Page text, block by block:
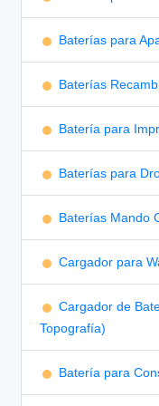
Baterías para
Baterías
Batería para
Baterías para
Baterías Mando
Cargador para
Cargador de
Topografía)
Batería para